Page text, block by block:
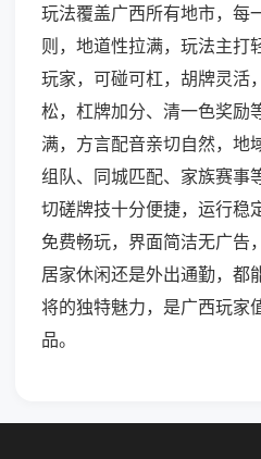
玩法覆盖广西所有地市，每
则，地道性拉满，玩法主打
玩家，可碰可杠，胡牌灵活
松，杠牌加分、清一色奖励
满，方言配音亲切自然，地
组队、同城匹配、家族赛事
切磋牌技十分便捷，运行稳
免费畅玩，界面简洁无广告
居家休闲还是外出通勤，都
将的独特魅力，是广西玩家
品。